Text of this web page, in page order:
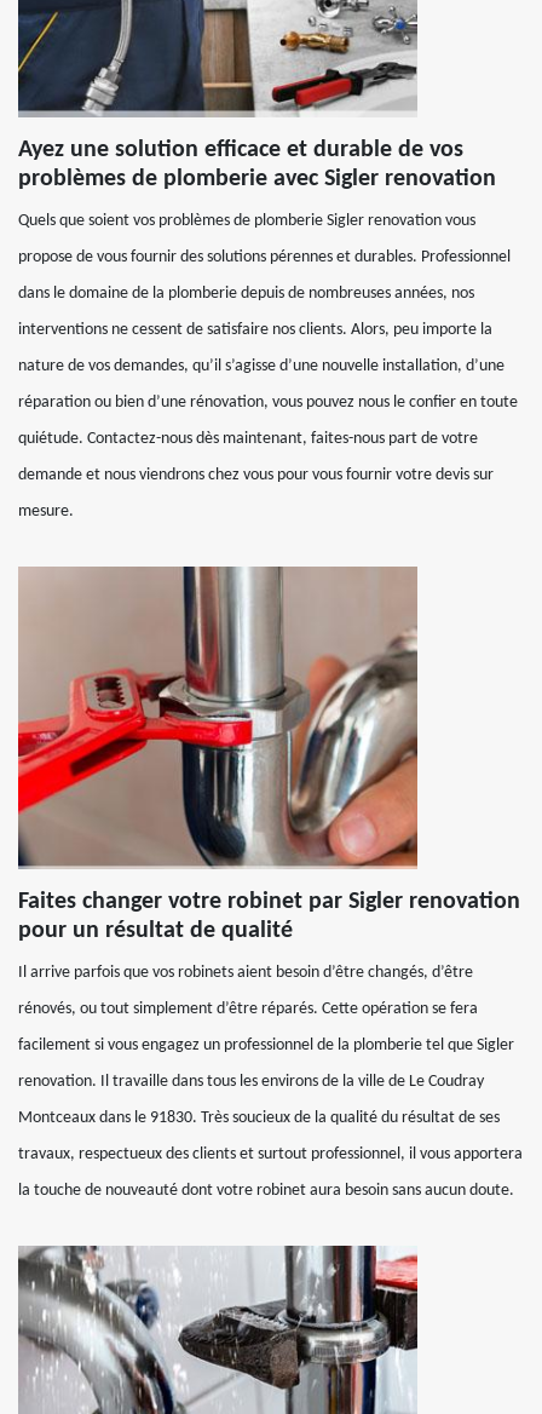
Ayez une solution efficace et durable de vos
problèmes de plomberie avec Sigler renovation
Quels que soient vos problèmes de plomberie Sigler renovation vous
propose de vous fournir des solutions pérennes et durables. Professionnel
dans le domaine de la plomberie depuis de nombreuses années, nos
interventions ne cessent de satisfaire nos clients. Alors, peu importe la
nature de vos demandes, qu’il s’agisse d’une nouvelle installation, d’une
réparation ou bien d’une rénovation, vous pouvez nous le confier en toute
quiétude. Contactez-nous dès maintenant, faites-nous part de votre
demande et nous viendrons chez vous pour vous fournir votre devis sur
mesure.
Faites changer votre robinet par Sigler renovation
pour un résultat de qualité
Il arrive parfois que vos robinets aient besoin d’être changés, d’être
rénovés, ou tout simplement d’être réparés. Cette opération se fera
facilement si vous engagez un professionnel de la plomberie tel que Sigler
renovation. Il travaille dans tous les environs de la ville de Le Coudray
Montceaux dans le 91830. Très soucieux de la qualité du résultat de ses
travaux, respectueux des clients et surtout professionnel, il vous apportera
la touche de nouveauté dont votre robinet aura besoin sans aucun doute.